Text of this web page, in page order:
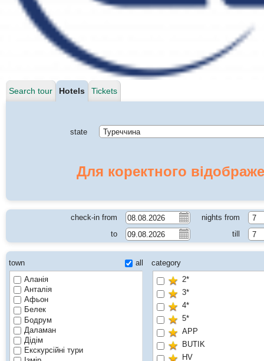
Search tour Hotels Tickets
state Туреччина
Для коректного
check-in from nights from
7
to
till 7
town
all
Аланія
Анталія
Афьон
Белек
Бодрум
Даламан
Дідім
Екскурсійні тури
category
2*
3*
4*
5*
APP
BUTIK
HV